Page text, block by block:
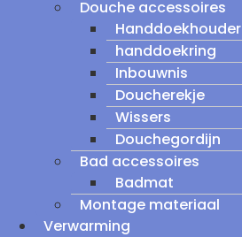
Douche accessoires
Handdoekhouder
handdoekring
Inbouwnis
Doucherekje
Wissers
Douchegordijn
Bad accessoires
Badmat
Montage materiaal
Verwarming